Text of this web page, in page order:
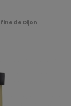
de Dijon